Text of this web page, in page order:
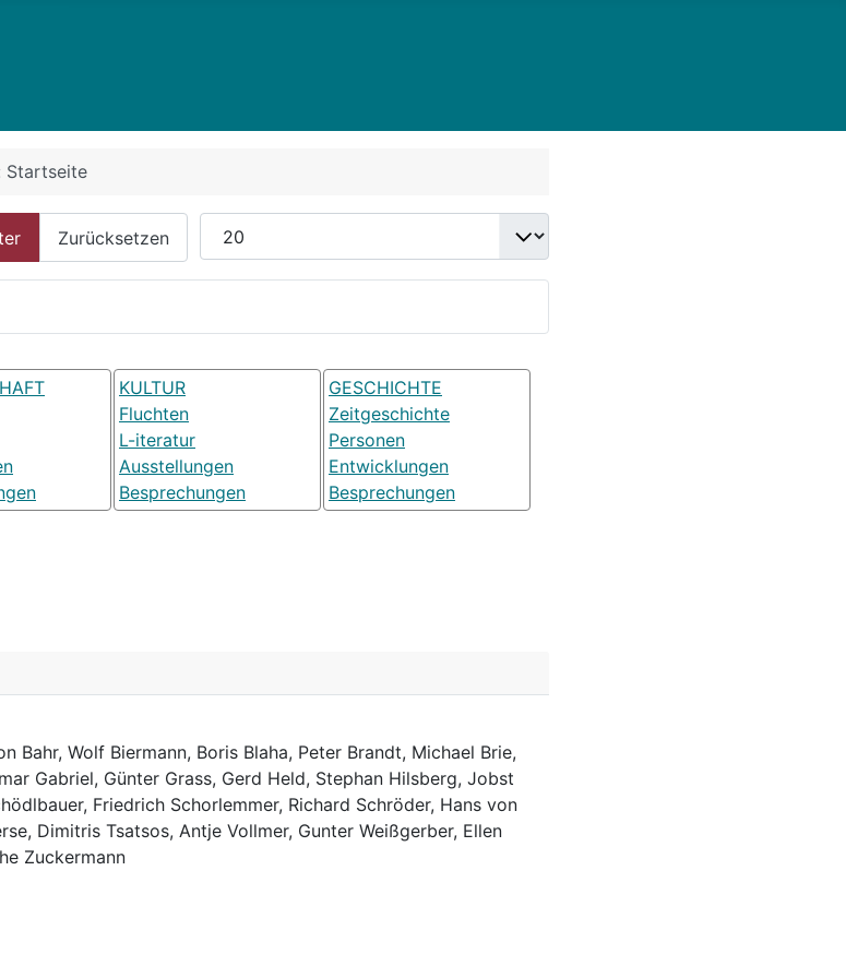
Startseite
Zurücksetzen
Anzeige #
KULTUR
Fluchten
L-iteratur
Ausstellungen
Besprechungen
GESCHICHTE
Zeitgeschichte
Personen
Entwicklungen
Besprechungen
Bahr, Wolf Biermann, Boris Blaha, Peter Brandt, Michael Brie,
Gabriel, Günter Grass, Gerd Held, Stephan Hilsberg, Jobst
Friedrich Schorlemmer, Richard Schröder, Hans von
Dimitris Tsatsos, Antje Vollmer, Gunter Weißgerber, Ellen
Zuckermann